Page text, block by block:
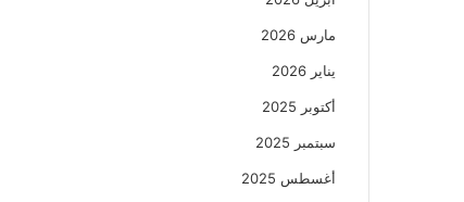
مارس 2026
يناير 2026
أكتوبر 2025
سبتمبر 2025
أغسطس 2025